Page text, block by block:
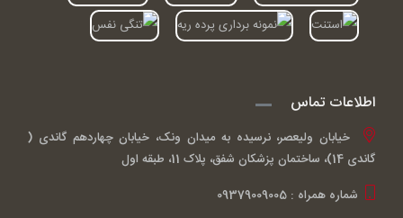
اطلاعات تماس
خیابان ولیعصر، نرسیده به میدان ونک، خیابان چهاردهم گاندی (
گاندی 14)، ساختمان پزشکان شفق، پلاک 11، طبقه اول
شماره همراه : 09379009005